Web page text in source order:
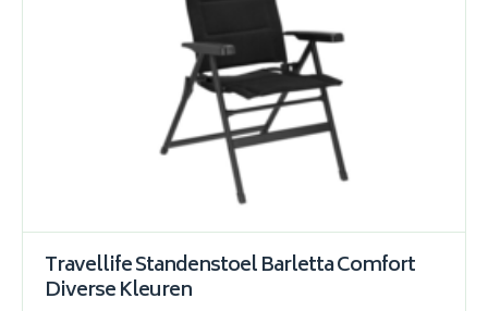
Travellife Standenstoel Barletta Comfort
Diverse Kleuren